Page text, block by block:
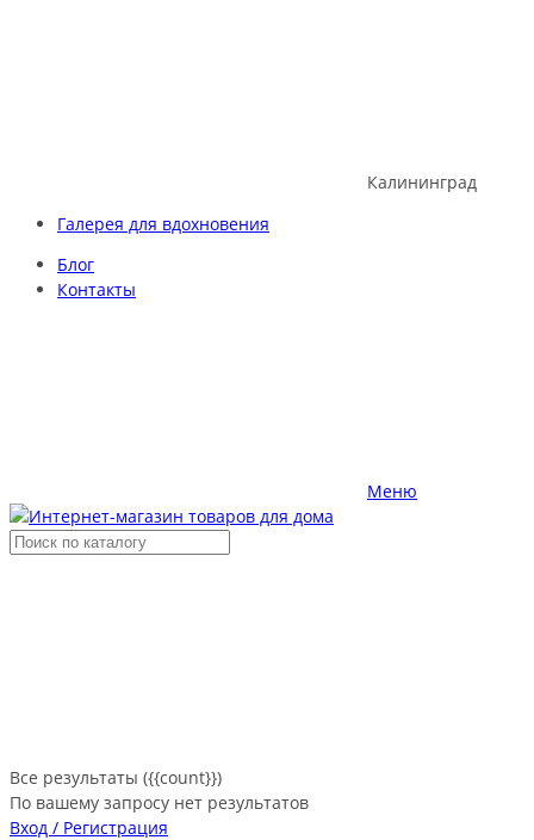
Калининград
Галерея для вдохновения
Блог
Контакты
Меню
Все результаты ({{count}})
По вашему запросу нет результатов
Вход / Регистрация